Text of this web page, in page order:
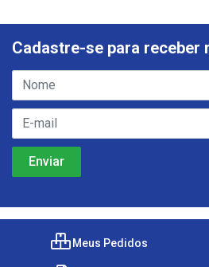
Cadastre-se para receber
Meus Pedidos